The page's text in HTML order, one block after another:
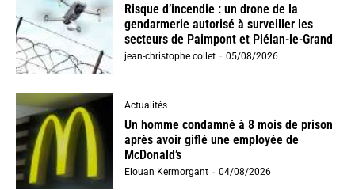
Risque d’incendie : un drone de la
gendarmerie autorisé à surveiller les
secteurs de Paimpont et Plélan-le-Grand
jean-christophe collet - 05/08/2026
Actualités
Un homme condamné à 8 mois de prison
après avoir giflé une employée de
McDonald’s
Elouan Kermorgant - 04/08/2026